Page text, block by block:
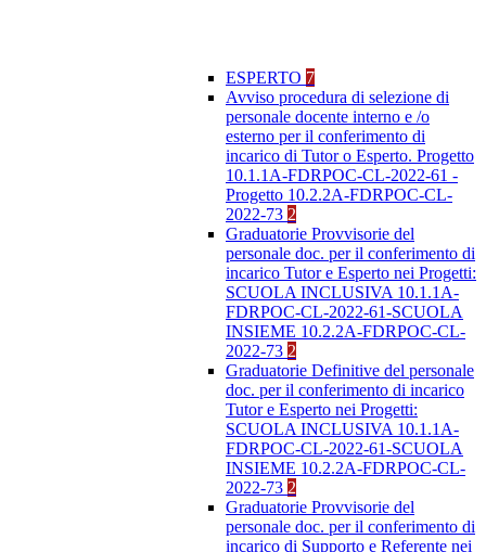
ESPERTO 7
Avviso procedura di selezione di
personale docente interno e /o
esterno per il conferimento di
incarico di Tutor o Esperto. Progetto
10.1.1A-FDRPOC-CL-2022-61 -
Progetto 10.2.2A-FDRPOC-CL-
2022-73 2
Graduatorie Provvisorie del
personale doc. per il conferimento di
incarico Tutor e Esperto nei Progetti:
SCUOLA INCLUSIVA 10.1.1A-
FDRPOC-CL-2022-61-SCUOLA
INSIEME 10.2.2A-FDRPOC-CL-
2022-73 2
Graduatorie Definitive del personale
doc. per il conferimento di incarico
Tutor e Esperto nei Progetti:
SCUOLA INCLUSIVA 10.1.1A-
FDRPOC-CL-2022-61-SCUOLA
INSIEME 10.2.2A-FDRPOC-CL-
2022-73 2
Graduatorie Provvisorie del
personale doc. per il conferimento di
incarico di Supporto e Referente nei